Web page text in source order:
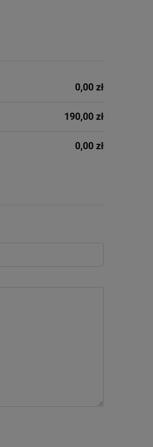
0,00 zł
190,00 zł
0,00 zł